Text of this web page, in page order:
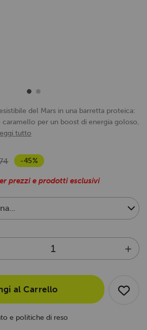
del Mars in una barretta proteica:
per un boost di energia goloso,
tutto
-45%
prezzi e prodotti esclusivi
al Carrello
e politiche di reso